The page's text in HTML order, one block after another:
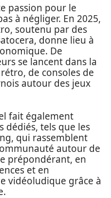
passion pour le
à négliger. En 2025,
soutenu par des
donne lieu à
De
se lancent dans la
de consoles de
autour des jeux
fait également
dédiés, tels que les
qui rassemblent
autour de
prépondérant, en
et en
vidéoludique grâce à